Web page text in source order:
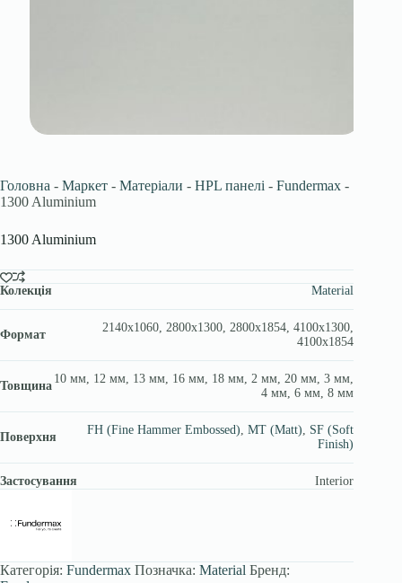
Головна - Маркет - Матеріали - HPL панелі - Fundermax -
1300 Aluminium
1300 Aluminium
Колекція Material
Формат
2140х1060, 2800х1300, 2800х1854, 4100х1300,
4100х1854
Товщина
10 мм, 12 мм, 13 мм, 16 мм, 18 мм, 2 мм, 20 мм, 3 мм,
4 мм, 6 мм, 8 мм
Поверхня
FH (Fine Hammer Embossed) ,MT (Matt)
SF (Soft
Finish)
Застосування Interior
Категорія: Fundermax Позначка: Material Бренд: